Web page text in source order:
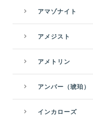
アマゾナイト
アメジスト
アメトリン
アンバー（琥珀）
インカローズ